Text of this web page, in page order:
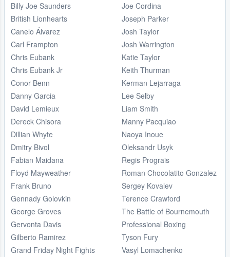
Billy Joe Saunders
British Lionhearts
Canelo Álvarez
Carl Frampton
Chris Eubank
Chris Eubank Jr
Conor Benn
Danny Garcia
David Lemieux
Dereck Chisora
Dillian Whyte
Dmitry Bivol
Fabian Maidana
Floyd Mayweather
Frank Bruno
Gennady Golovkin
George Groves
Gervonta Davis
Gilberto Ramirez
Grand Friday Night Fights
Joe Cordina
Joseph Parker
Josh Taylor
Josh Warrington
Katie Taylor
Keith Thurman
Kerman Lejarraga
Lee Selby
Liam Smith
Manny Pacquiao
Naoya Inoue
Oleksandr Usyk
Regis Prograis
Roman Chocolatito Gonzalez
Sergey Kovalev
Terence Crawford
The Battle of Bournemouth
Professional Boxing
Tyson Fury
Vasyl Lomachenko